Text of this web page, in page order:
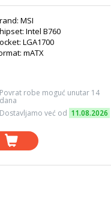
MSI
Intel B760
LGA1700
mATX
Povrat robe moguć unutar 14
dana
Dostavljamo već od 11.08.2026